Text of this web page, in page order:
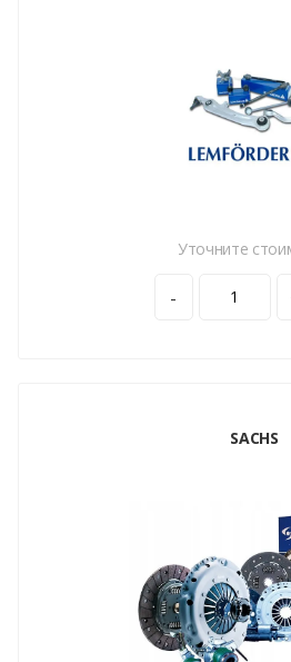
Уточните
-
SACHS